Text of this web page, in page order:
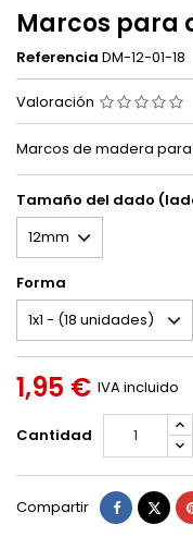
Marcos para
Referencia DM-12-01-18
Valoración
Marcos de madera
Tamaño del dado
Forma
1,95 € IVA incluido
Cantidad
Compartir Compartir